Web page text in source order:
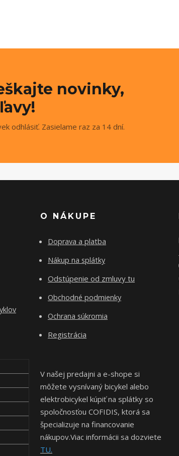
novinky,
odhlásiť. Zasielame raz za 14 dní.
O NÁKUPE
Doprava a platba
Nákup na splátky
Odstúpenie od zmluvy tu
Obchodné podmienky
Ochrana súkromia
Registrácia
V našej predajni a e-shope si
môžete vysnívaný bicykel alebo
elektrobicykel kúpiť na splátky so
spoločnosťou COFIDIS, ktorá sa
špecializuje na financovanie
nákupov.Viac informácii sa dozviete
TU.